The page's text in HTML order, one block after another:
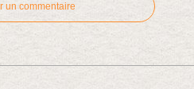
un commentaire